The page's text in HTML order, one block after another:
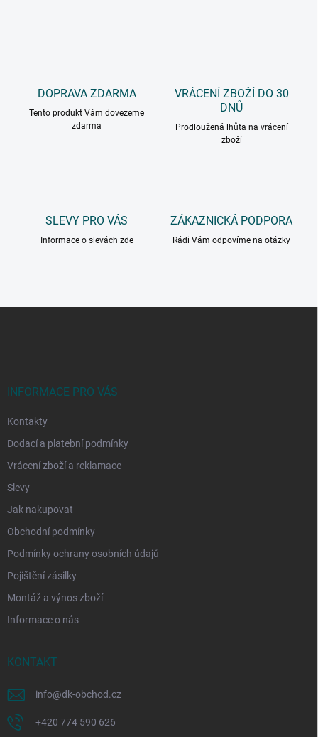
DOPRAVA ZDARMA
Tento produkt Vám dovezeme
zdarma
VRÁCENÍ ZBOŽÍ DO 30
DNŮ
Prodloužená lhůta na vrácení
zboží
SLEVY PRO VÁS
Informace o slevách zde
ZÁKAZNICKÁ PODPORA
Rádi Vám odpovíme na otázky
INFORMACE PRO VÁS
Kontakty
Dodací a platební podmínky
Vrácení zboží a reklamace
Slevy
Jak nakupovat
Obchodní podmínky
Podmínky ochrany osobních údajů
Pojištění zásilky
Montáž a výnos zboží
Informace o nás
KONTAKT
info@dk-obchod.cz
+420 774 590 626